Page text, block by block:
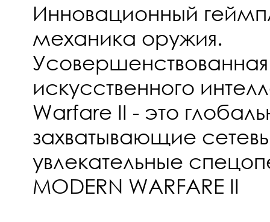
Инновационный
механика оружия.
искусственного
Warfare II - это
захватывающие
увлекательные
MODERN WARFARE II